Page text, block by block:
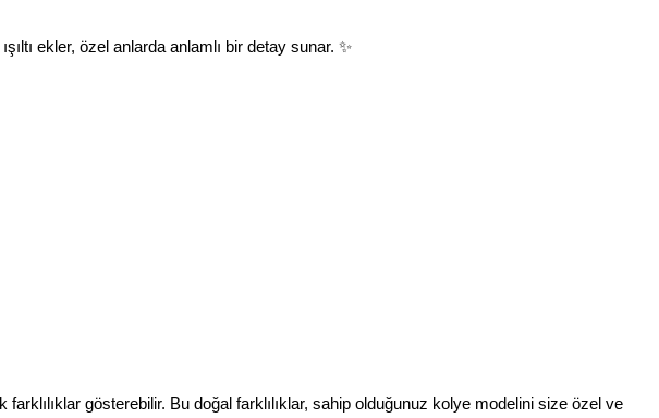
ekler, özel anlarda anlamlı bir detay sunar. ✨
gösterebilir. Bu doğal farklılıklar, sahip olduğunuz kolye modelini size özel ve